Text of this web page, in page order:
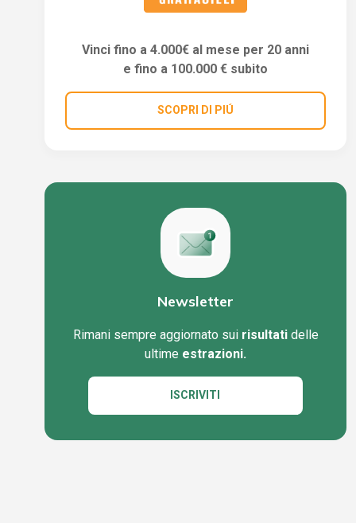
Vinci fino a 4.000€ al mese per 20 anni
e fino a 100.000 € subito
SCOPRI DI PIÚ
Newsletter
Rimani sempre aggiornato sui risultatidelle
ultime estrazioni.
ISCRIVITI